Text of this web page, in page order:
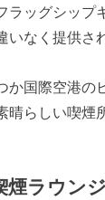
ラッグシップ
いなく提供さ
か国際空港の
晴らしい喫煙
煙ラウン